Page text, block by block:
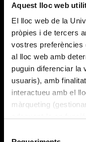
Aquest lloc web
El lloc web de la
pròpies i de tercers
vostres preferències
al lloc web amb
puguin diferenciar la
usuaris), amb
interactueu amb el
màrqueting
consultar laPolítica